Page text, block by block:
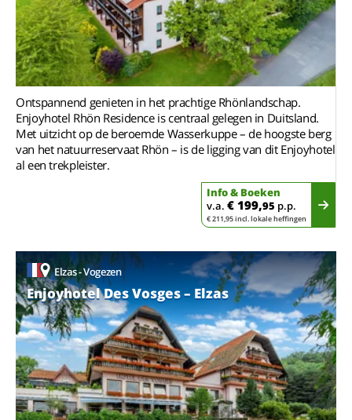
Ontspannend genieten in het prachtige Rhönlandschap.
Enjoyhotel Rhön Residence is centraal gelegen in Duitsland.
Met uitzicht op de beroemde Wasserkuppe – de hoogste berg
van het natuurreservaat Rhön – is de ligging van dit Enjoyhotel
al een trekpleister.
Info & Boeken
v.a. € 199,95 p.p.
€ 211,95 incl. lokale heffingen
Elzas - Vogezen
Enjoyhotel Des Vosges – Elzas